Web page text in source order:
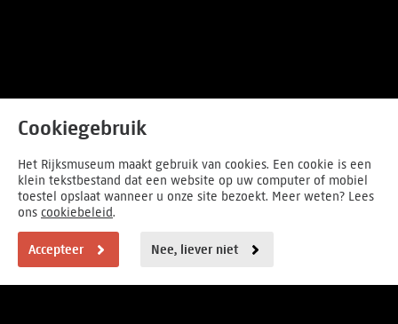
Cookiegebruik
Het Rijksmuseum maakt gebruik van cookies. Een cookie is een
klein tekstbestand dat een website op uw computer of mobiel
toestel opslaat wanneer u onze site bezoekt. Meer weten? Lees
ons cookiebeleid.
Accepteer Nee, liever niet